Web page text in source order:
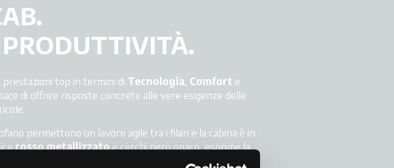
top in termini di Tecnologia, Comfort e
di offrire risposte concrete alle vere esigenze delle
permettono un lavoro agile tra i filari e la cabina è in
rosso metallizzatoe cerchi nero opaco, esprime la
prestazioni